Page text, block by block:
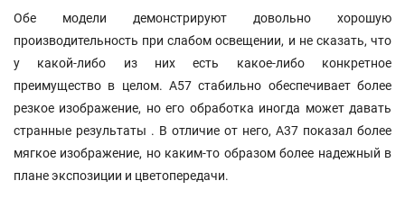
Обе модели демонстрируют довольно хорошую
производительность при слабом освещении, и не сказать, что
у какой-либо из них есть какое-либо конкретное
преимущество в целом. A57 стабильно обеспечивает более
резкое изображение, но его обработка иногда может давать
странные результаты . В отличие от него, A37 показал более
мягкое изображение, но каким-то образом более надежный в
плане экспозиции и цветопередачи.